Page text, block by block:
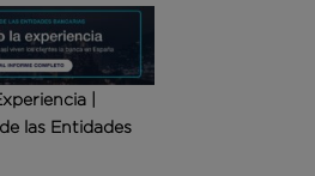
|
las Entidades